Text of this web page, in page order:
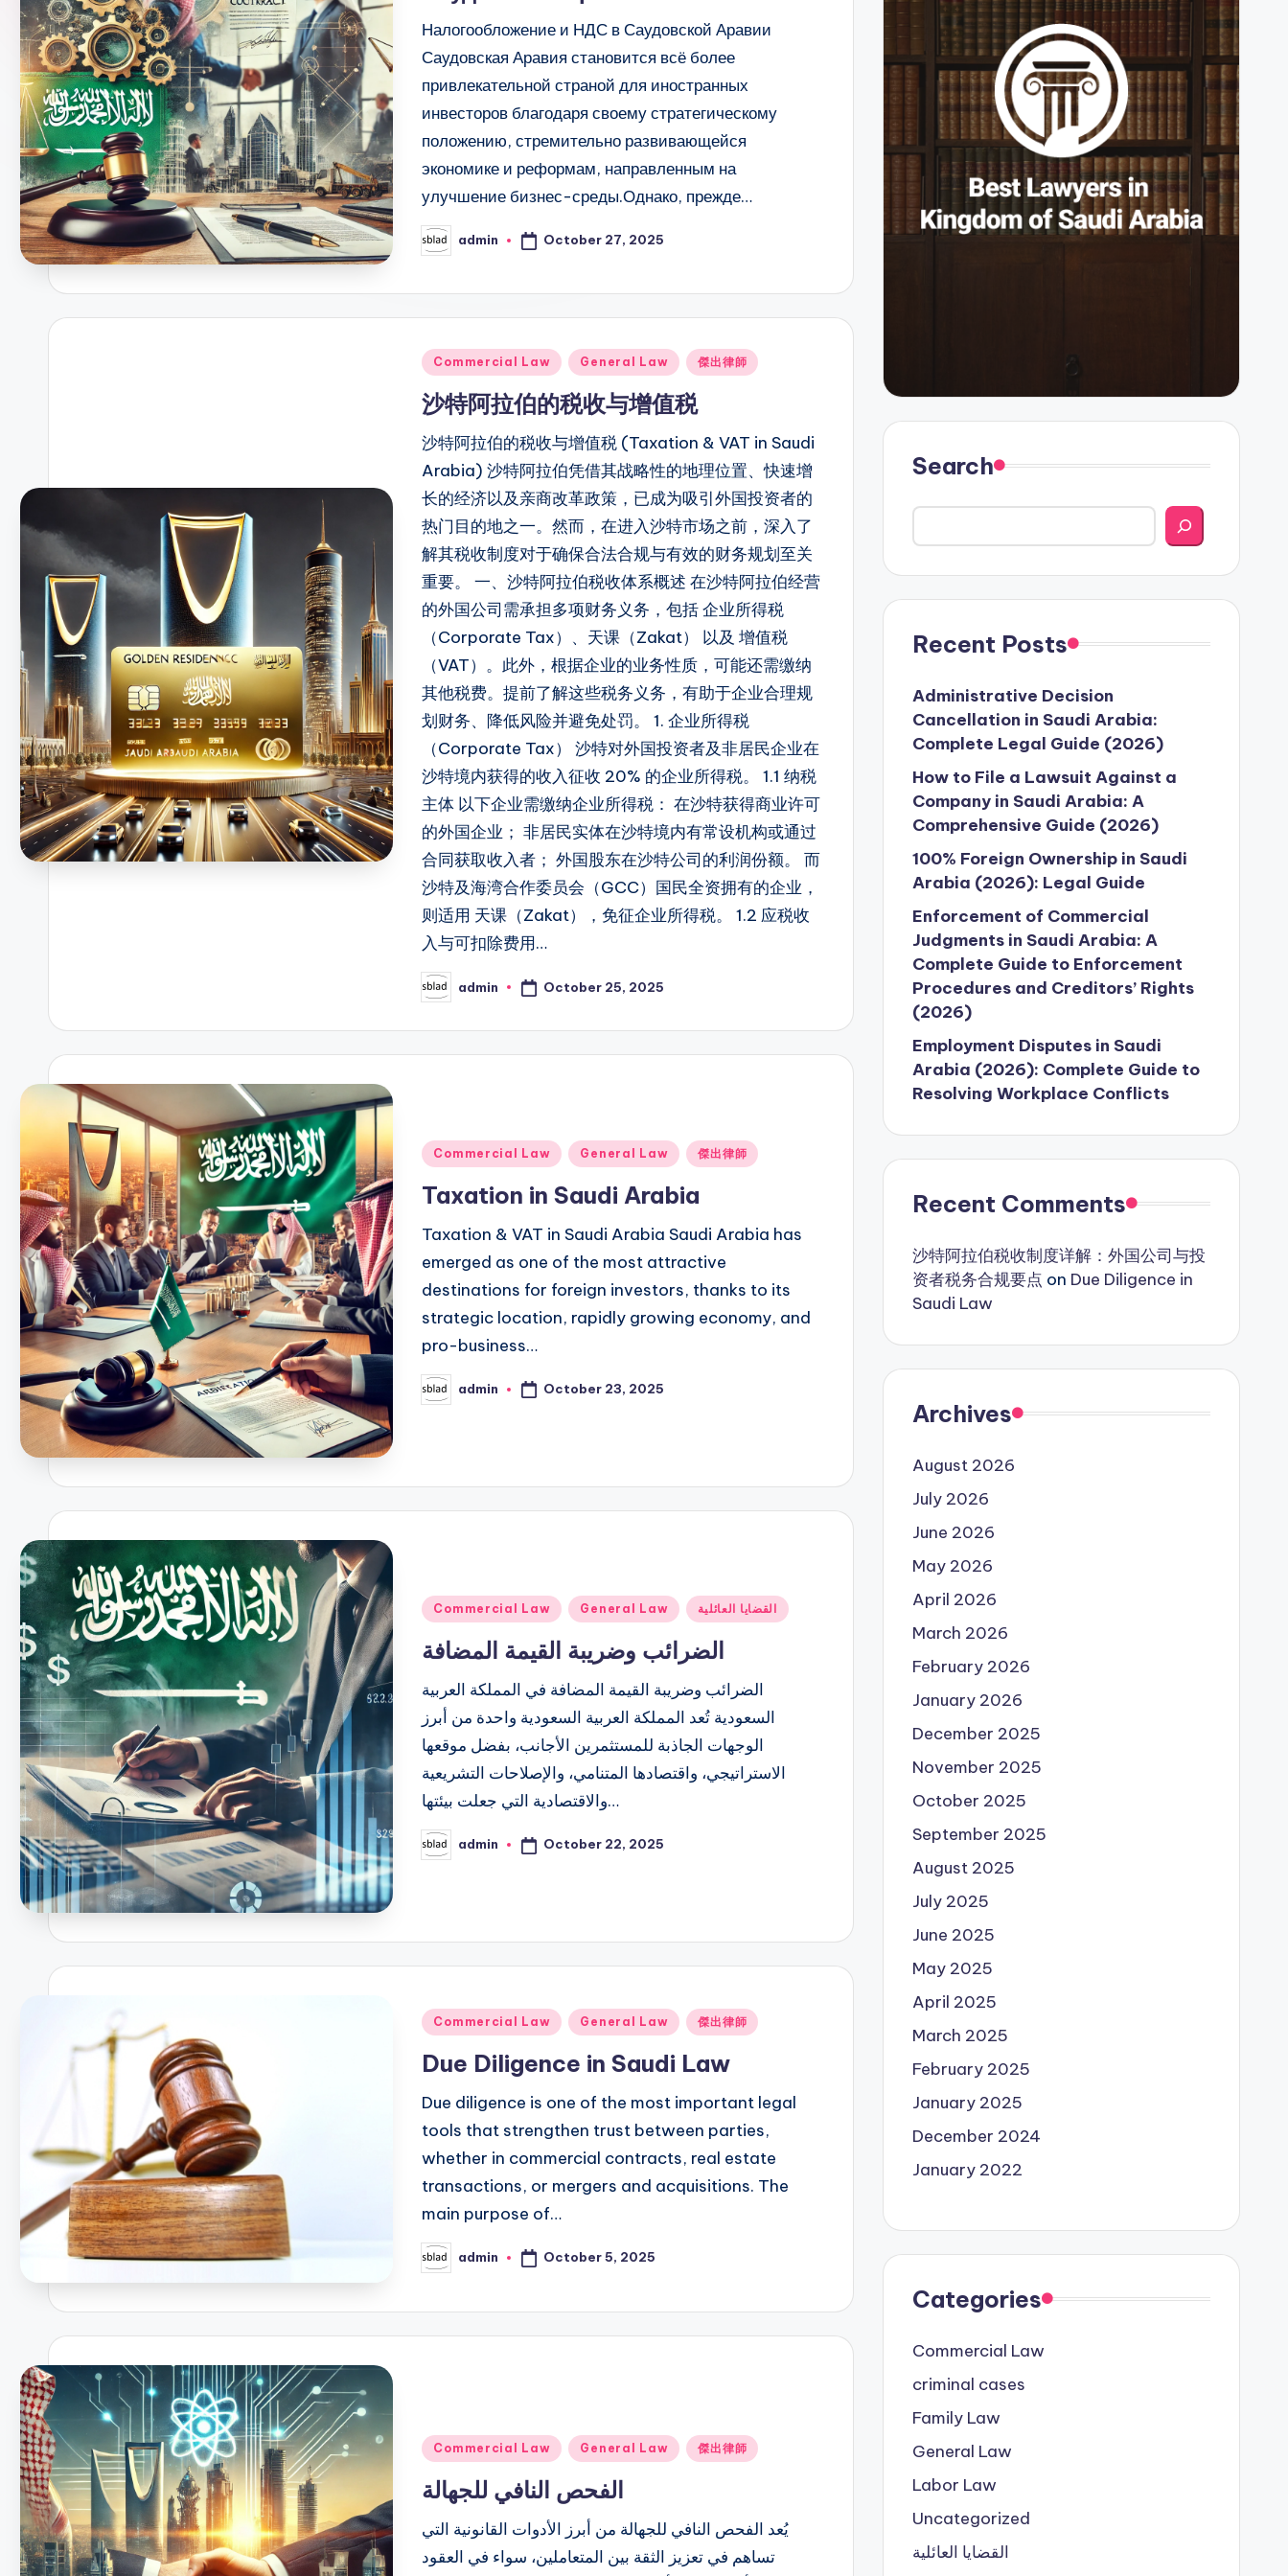
Налогообложение и НДС в Саудовской Аравии
Саудовская Аравия становится всё более
привлекательной страной для иностранных
инвесторов благодаря своему стратегическому
положению, стремительно развивающейся
экономике и реформам, направленным на
улучшение бизнес-среды.Однако, прежде…
Posted
by
admin October 27, 2025
Posted
Commercial Law General Law 傑出律師
沙特阿拉伯的税收与增值税
沙特阿拉伯的税收与增值税 (Taxation & VAT in Saudi
Arabia) 沙特阿拉伯凭借其战略性的地理位置、快速增
长的经济以及亲商改革政策，已成为吸引外国投资者的
热门目的地之一。然而，在进入沙特市场之前，深入了
解其税收制度对于确保合法合规与有效的财务规划至关
重要。 一、沙特阿拉伯税收体系概述 在沙特阿拉伯经营
的外国公司需承担多项财务义务，包括 企业所得税
（Corporate Tax）、天课（Zakat） 以及 增值税
（VAT）。此外，根据企业的业务性质，可能还需缴纳
其他税费。提前了解这些税务义务，有助于企业合理规
划财务、降低风险并避免处罚。 1. 企业所得税
（Corporate Tax） 沙特对外国投资者及非居民企业在
沙特境内获得的收入征收 20% 的企业所得税。 1.1 纳税
主体 以下企业需缴纳企业所得税： 在沙特获得商业许可
的外国企业； 非居民实体在沙特境内有常设机构或通过
合同获取收入者； 外国股东在沙特公司的利润份额。 而
沙特及海湾合作委员会（GCC）国民全资拥有的企业，
则适用 天课（Zakat），免征企业所得税。 1.2 应税收
入与可扣除费用…
Posted
by
admin October 25, 2025
Posted
Commercial Law General Law 傑出律師
Taxation in Saudi Arabia
Taxation & VAT in Saudi Arabia Saudi Arabia has
emerged as one of the most attractive
destinations for foreign investors, thanks to its
strategic location, rapidly growing economy, and
pro-business…
Posted
by
admin October 23, 2025
Posted
Commercial Law General Law القضايا العائلية
الضرائب وضريبة القيمة المضافة
الضرائب وضريبة القيمة المضافة في المملكة العربية
السعودية تُعد المملكة العربية السعودية واحدة من أبرز
الوجهات الجاذبة للمستثمرين الأجانب، بفضل موقعها
الاستراتيجي، واقتصادها المتنامي، والإصلاحات التشريعية
والاقتصادية التي جعلت بيئتها…
Posted
by
admin October 22, 2025
Posted
Commercial Law General Law 傑出律師
Due Diligence in Saudi Law
Due diligence is one of the most important legal
tools that strengthen trust between parties,
whether in commercial contracts, real estate
transactions, or mergers and acquisitions. The
main purpose of…
Posted
by
admin October 5, 2025
Posted
Commercial Law General Law 傑出律師
الفحص النافي للجهالة
يُعد الفحص النافي للجهالة من أبرز الأدوات القانونية التي
تساهم في تعزيز الثقة بين المتعاملين، سواء في العقود
Search
Recent Posts
Administrative Decision
Cancellation in Saudi Arabia:
Complete Legal Guide (2026)
How to File a Lawsuit Against a
Company in Saudi Arabia: A
Comprehensive Guide (2026)
100% Foreign Ownership in Saudi
Arabia (2026): Legal Guide
Enforcement of Commercial
Judgments in Saudi Arabia: A
Complete Guide to Enforcement
Procedures and Creditors’ Rights
(2026)
Employment Disputes in Saudi
Arabia (2026): Complete Guide to
Resolving Workplace Conflicts
Recent Comments
沙特阿拉伯税收制度详解：外国公司与投
资者税务合规要点 on Due Diligence in
Saudi Law
Archives
August 2026
July 2026
June 2026
May 2026
April 2026
March 2026
February 2026
January 2026
December 2025
November 2025
October 2025
September 2025
August 2025
July 2025
June 2025
May 2025
April 2025
March 2025
February 2025
January 2025
December 2024
January 2022
Categories
Commercial Law
criminal cases
Family Law
General Law
Labor Law
Uncategorized
القضايا العائلية